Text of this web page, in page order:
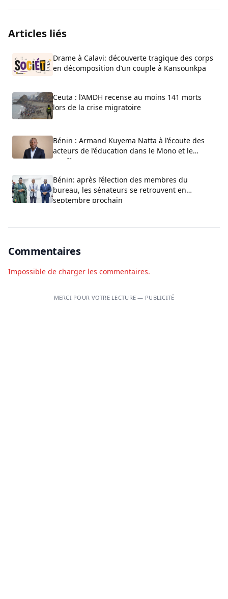
Articles liés
Drame à Calavi: découverte tragique des corps
en décomposition d’un couple à Kansounkpa
Ceuta : l’AMDH recense au moins 141 morts
lors de la crise migratoire
Bénin : Armand Kuyema Natta à l’écoute des
acteurs de l’éducation dans le Mono et le
Couffo
Bénin: après l’élection des membres du
bureau, les sénateurs se retrouvent en
septembre prochain
Commentaires
Impossible de charger les commentaires.
MERCI POUR VOTRE LECTURE — PUBLICITÉ